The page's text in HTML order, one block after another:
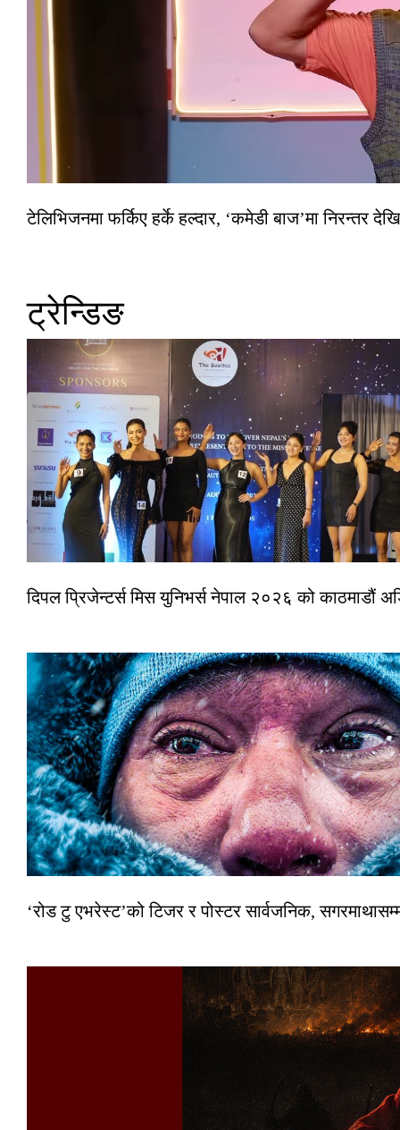
टेलिभिजनमा फर्किए हर्के हल्दार, ‘कमेडी बाज’मा निरन्तर
ट्रेन्डिङ
दिपल प्रिजेन्टर्स मिस युनिभर्स नेपाल २०२६ को काठमाडौं
‘रोड टु एभरेस्ट’को टिजर र पोस्टर सार्वजनिक,